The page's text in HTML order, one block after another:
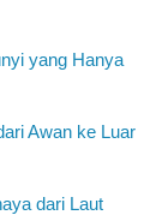
yang Hanya
Awan ke Luar
dari Laut